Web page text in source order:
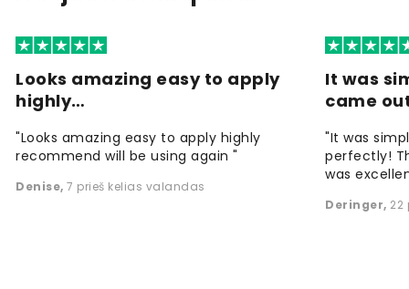
Looks amazing easy to apply
highly…
"Looks amazing easy to apply highly
recommend will be using again "
Denise, 7 prieš kelias valandas
It was
came
"It was
perfectly!
was
Deringer, 22